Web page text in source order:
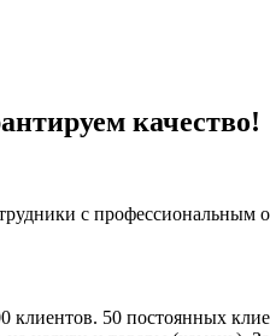
качество!
с
клиентов. 50 постоянных